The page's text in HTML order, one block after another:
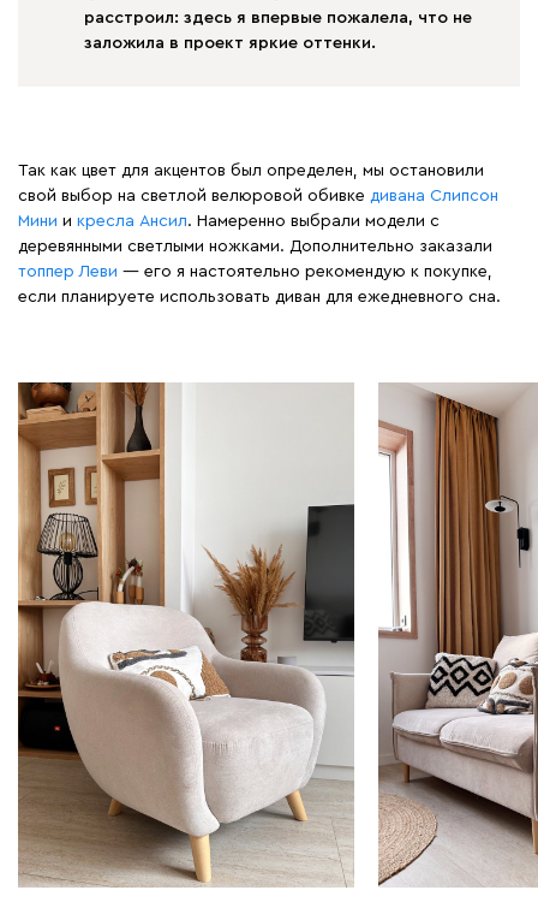
расстроил: здесь я впервые пожалела, что не
заложила в проект яркие оттенки.
Так как цвет для акцентов был определен, мы остановили
свой выбор на светлой велюровой обивке дивана Слипсон
Мини и кресла Ансил. Намеренно выбрали модели с
деревянными светлыми ножками. Дополнительно заказали
топпер Леви — его я настоятельно рекомендую к покупке,
если планируете использовать диван для ежедневного сна.